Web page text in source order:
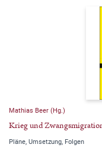
Mathias Beer (Hg.)
Krieg und
Pläne, Umsetzung, Folgen